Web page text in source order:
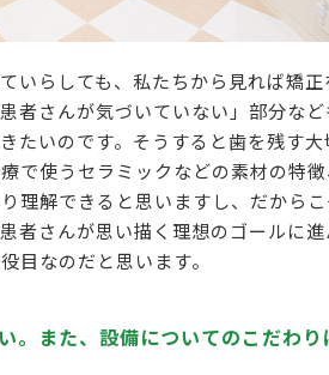
いらしても、私たちから見れば矯
者さんが気づいていない」部分な
たいのです。そうすると歯を残す
で使うセラミックなどの素材の特
理解できると思いますし、だから
者さんが思い描く理想のゴールに進
目なのだと思います。
。また、設備についてのこだわり